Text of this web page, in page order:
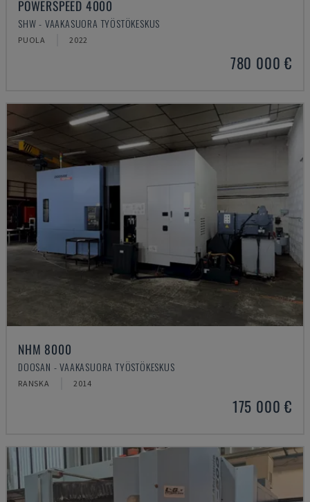
POWERSPEED 4000
SHW - VAAKASUORA TYÖSTÖKESKUS
PUOLA 2022
780 000 €
NHM 8000
DOOSAN - VAAKASUORA TYÖSTÖKESKUS
RANSKA 2014
175 000 €